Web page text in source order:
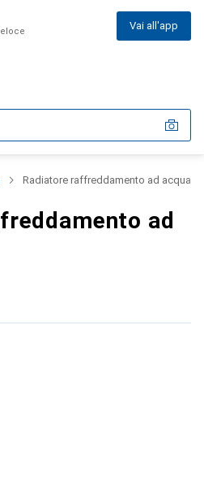
Vai all'app
Radiatore raffreddamento ad acqua
ad